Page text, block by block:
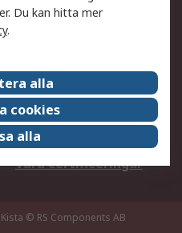
Fördelar med RS-konto
Försäljningsvillkor
Press Centre
ESG
Våra certificeringar
© RS Components AB
Du kan hitta mer
.
alla
cookies
alla